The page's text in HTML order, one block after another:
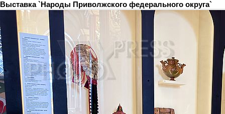
Выставка `Народы Приволжского федерального округа`